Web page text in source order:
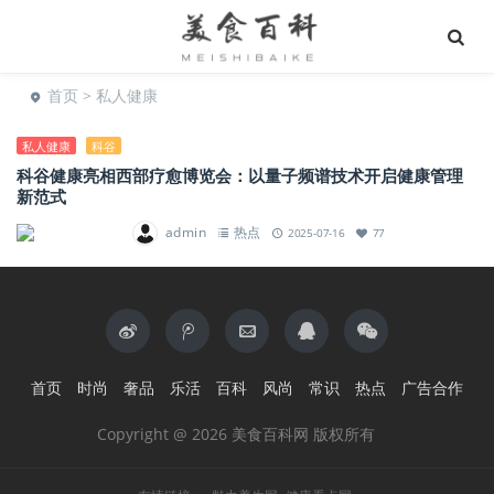
首页 > 私人健康
私人健康 科谷
科谷健康亮相西部疗愈博览会：以量子频谱技术开启健康管理
新范式
admin 热点 2025-07-16 77
首页 时尚 奢品 乐活 百科 风尚 常识 热点 广告合作
Copyright @ 2026 美食百科网 版权所有